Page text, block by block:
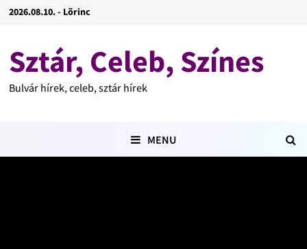
2026.08.10. - Lõrinc
Sztár, Celeb, Színes
Bulvár hírek, celeb, sztár hírek
MENU